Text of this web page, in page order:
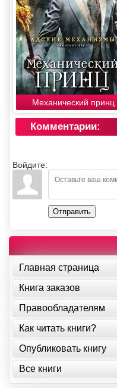
Механический принц
Комментарии:
Войдите:
Отправить
Главная страница
Книга заказов
Правообладателям
Как читать книги?
Опубликовать книгу
Все книги